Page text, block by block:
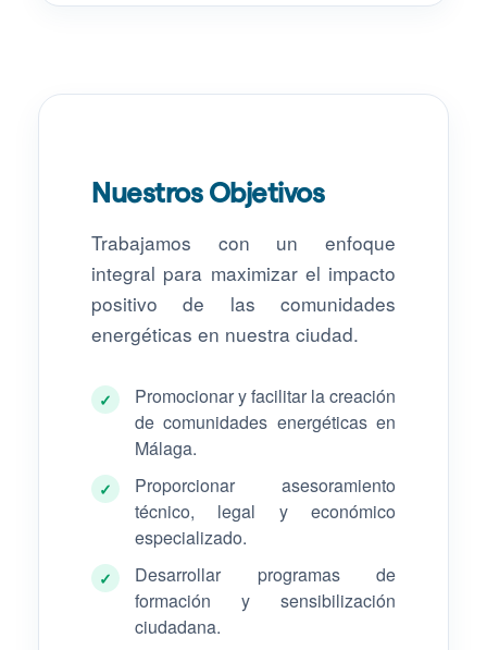
Nuestros Objetivos
Trabajamos con un enfoque
integral para maximizar el impacto
positivo de las comunidades
energéticas en nuestra ciudad.
✓
Promocionar y facilitar la creación
de comunidades energéticas en
Málaga.
✓
Proporcionar asesoramiento
técnico, legal y económico
especializado.
✓
Desarrollar programas de
formación y sensibilización
ciudadana.